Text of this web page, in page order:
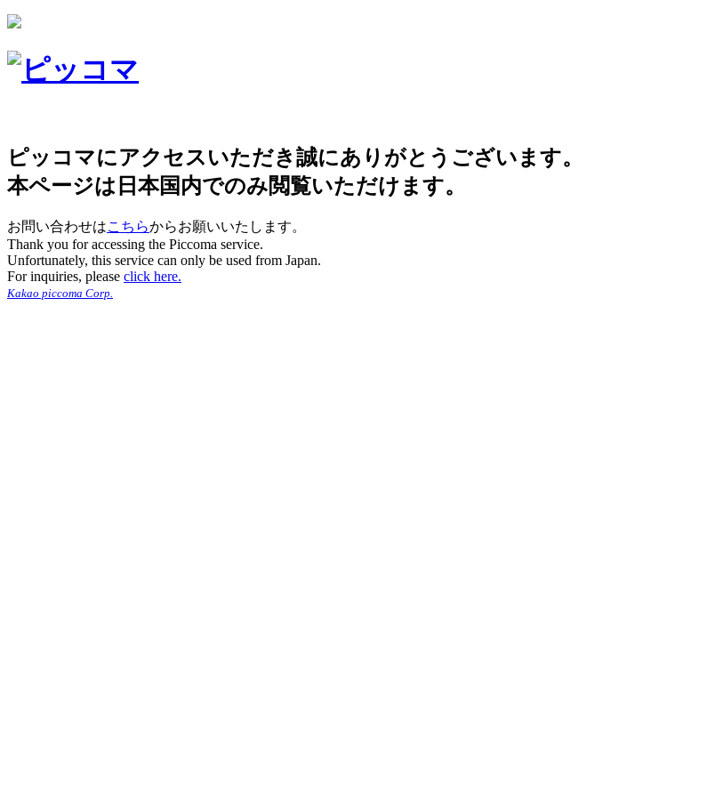
ピッコマにアクセスいただき誠にありがとうございます。
本ページは日本国内でのみ閲覧いただけます。
お問い合わせはこちらからお願いいたします。
Thank you for accessing the Piccoma service.
Unfortunately, this service can only be used from Japan.
For inquiries, please click here.
Kakao piccoma Corp.